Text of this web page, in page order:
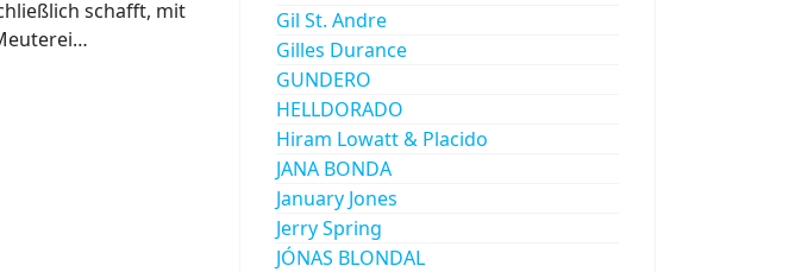
schafft, mit
Gil St. Andre
Gilles Durance
GUNDERO
HELLDORADO
Hiram Lowatt & Placido
JANA BONDA
January Jones
Jerry Spring
JÓNAS BLONDAL